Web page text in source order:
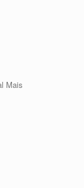
Mais